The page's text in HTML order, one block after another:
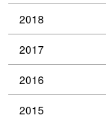
2018
2017
2016
2015